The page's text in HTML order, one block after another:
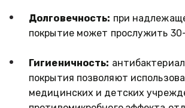
Долговечность: при
покрытие может прослужить
Гигиеничность:
покрытия позволяют
медицинских и детских